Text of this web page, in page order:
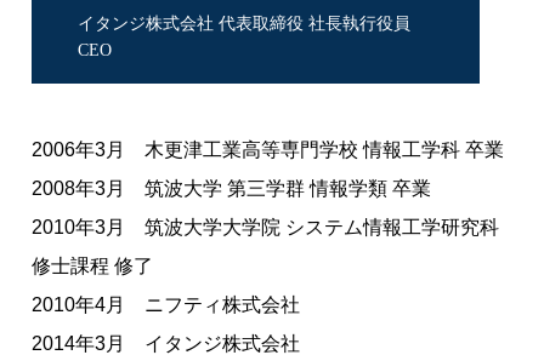
イタンジ株式会社 代表取締役 社長執行役員
CEO
2006年3月 木更津工業高等専門学校 情報工学科 卒業
2008年3月 筑波大学 第三学群 情報学類 卒業
2010年3月 筑波大学大学院 システム情報工学研究科
修士課程 修了
2010年4月 ニフティ株式会社
2014年3月 イタンジ株式会社